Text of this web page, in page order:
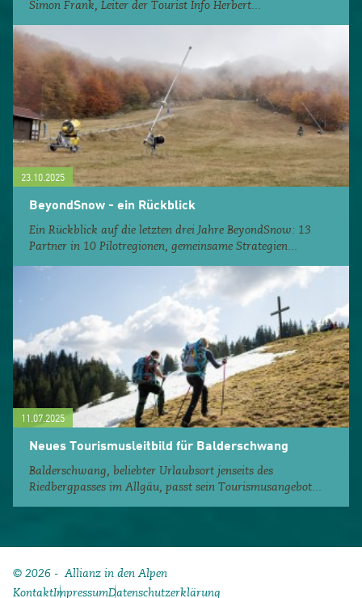
Simon Frank, Leiter der Tourist Info Herbert...
23.10.2025
BeyondSnow - ein Rückblick
Ein Rückblick auf die letzten drei Jahre BeyondSnow: 13
Partner in 10 Pilotregionen, gemeinsame Strategien...
11.07.2025
Neues Tourismusleitbild für Balderschwang
Balderschwang, beliebter Urlaubsort jenseits des
Riedbergpasses im Allgäu, passt sein Tourismusangebot...
© 2026 - Allianz in den Alpen
KontaktImpressumDatenschutzerklärung